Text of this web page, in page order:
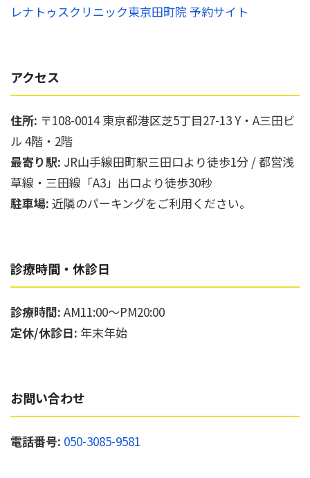
レナトゥスクリニック東京田町院 予約サイト
アクセス
住所: 〒108-0014 東京都港区芝5丁目27-13 Y・A三田ビ
ル 4階・2階
最寄り駅: JR山手線田町駅三田口より徒歩1分 / 都営浅
草線・三田線「A3」出口より徒歩30秒
駐車場: 近隣のパーキングをご利用ください。
診療時間・休診日
診療時間: AM11:00〜PM20:00
定休/休診日: 年末年始
お問い合わせ
電話番号: 050-3085-9581